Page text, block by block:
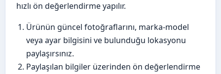
hızlı ön değerlendirme yapılır.
Ürünün güncel fotoğraflarını, marka-model
veya ayar bilgisini ve bulunduğu lokasyonu
paylaşırsınız.
Paylaşılan bilgiler üzerinden ön değerlendirme